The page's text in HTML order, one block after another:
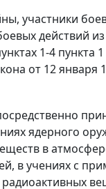
участники
действий
1-4 пункта
от 12 января
ядерного
в
в учениях с